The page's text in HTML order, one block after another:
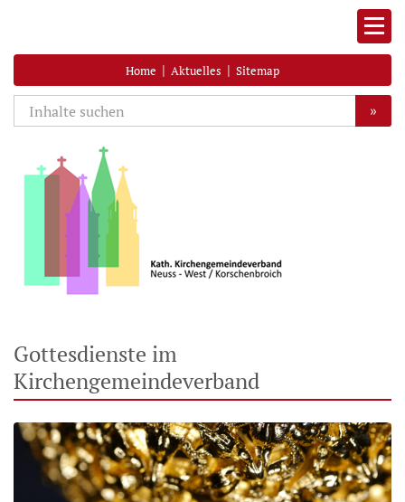
Home | Aktuelles | Sitemap
»
Gottesdienste im
Kirchengemeindeverband